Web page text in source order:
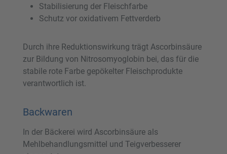
Stabilisierung der Fleischfarbe
Schutz vor oxidativem Fettverderb
Durch ihre Reduktionswirkung trägt Ascorbinsäure
zur Bildung von Nitrosomyoglobin bei, das für die
stabile rote Farbe gepökelter Fleischprodukte
verantwortlich ist.
Backwaren
In der Bäckerei wird Ascorbinsäure als
Mehlbehandlungsmittel und Teigverbesserer